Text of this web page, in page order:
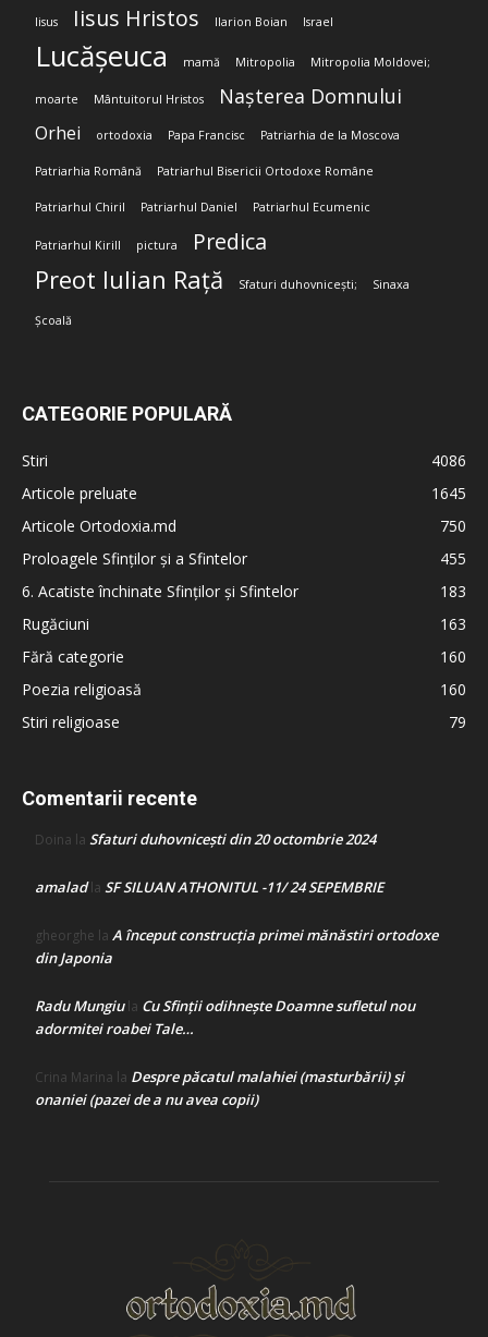
Iisus Iisus Hristos Ilarion Boian Israel
Lucășeuca mamă Mitropolia Mitropolia Moldovei;
moarte Mântuitorul Hristos Nașterea Domnului
Orhei ortodoxia Papa Francisc Patriarhia de la Moscova
Patriarhia Română Patriarhul Bisericii Ortodoxe Române
Patriarhul Chiril Patriarhul Daniel Patriarhul Ecumenic
Patriarhul Kirill pictura Predica
Preot Iulian Rață Sfaturi duhovnicești; Sinaxa
Școală
CATEGORIE POPULARĂ
Stiri
4086
Articole preluate
1645
Articole Ortodoxia.md
750
Proloagele Sfinților și a Sfintelor
455
6. Acatiste închinate Sfinților și Sfintelor
183
Rugăciuni
163
Fără categorie
160
Poezia religioasă
160
Stiri religioase
79
Comentarii recente
Doina la Sfaturi duhovnicești din 20 octombrie 2024
amaladla SF SILUAN ATHONITUL -11/ 24 SEPEMBRIE
gheorghe la A început construcţia primei mănăstiri ortodoxe
din Japonia
Radu Mungiula Cu Sfinții odihnește Doamne sufletul nou
adormitei roabei Tale…
Crina Marina la Despre păcatul malahiei (masturbării) şi
onaniei (pazei de a nu avea copii)